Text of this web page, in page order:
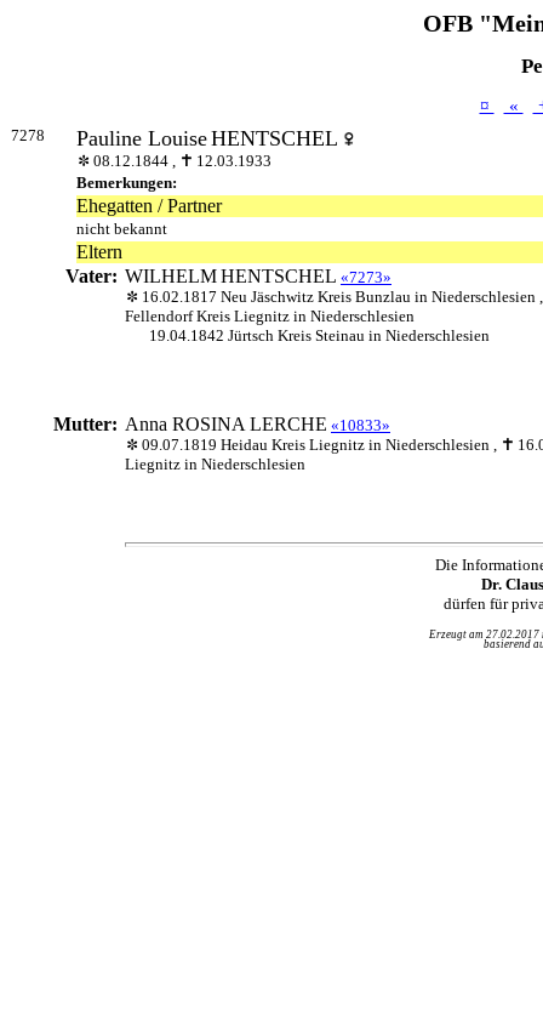
OFB
¤ «
7278 Pauline LouiseHENTSCHEL
08.12.1844 ,
12.03.1933
Bemerkungen:
Ehegatten / Partner
nicht bekannt
Eltern
Vater: WILHELMHENTSCHEL «7273»
16.02.1817 Neu Jäschwitz Kreis Bunzlau in Niederschlesien
Fellendorf Kreis Liegnitz in Niederschlesien
19.04.1842 Jürtsch Kreis Steinau in Niederschlesien
Mutter: Anna ROSINA LERCHE «10833»
09.07.1819 Heidau Kreis Liegnitz in Niederschlesien ,
Liegnitz in Niederschlesien
Die
Dr.
dürfen für
Erzeugt am
basierend